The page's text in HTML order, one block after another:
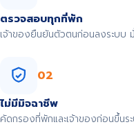
ตรวจสอบทุกที่พัก
เจ้าของยืนยันตัวตนก่อนลงระบบ
02
ไม่มีมิจฉาชีพ
คัดกรองที่พักและเจ้าของก่อนขึ้น